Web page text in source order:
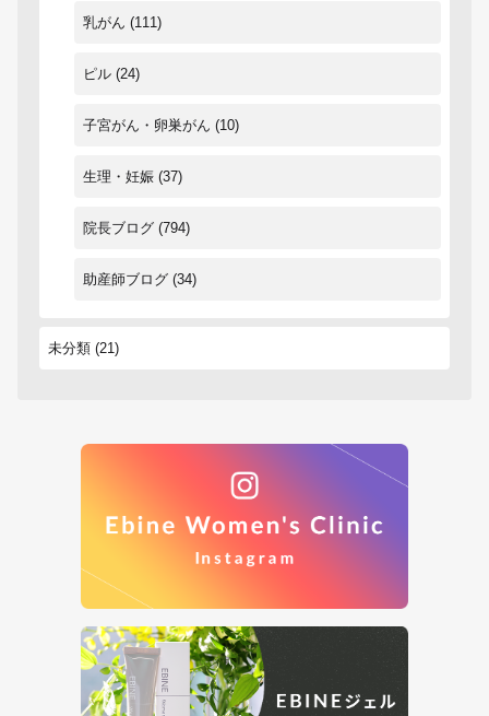
乳がん (111)
ピル (24)
子宮がん・卵巣がん (10)
生理・妊娠 (37)
院長ブログ (794)
助産師ブログ (34)
未分類 (21)